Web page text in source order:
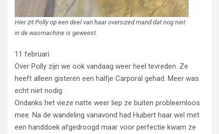
Hier zit Polly op een deel van haar oversized mand dat nog niet
in de wasmachine is geweest.
11 februari
Over Polly zijn we ook vandaag weer heel tevreden. Ze
heeft alleen gisteren een halfje Carporal gehad. Meer was
echt niet nodig.
Ondanks het vieze natte weer liep ze buiten probleemloos
mee. Na de wandeling vanavond had Huibert haar wel met
een handdoek afgedroogd maar voor perfectie kwam ze